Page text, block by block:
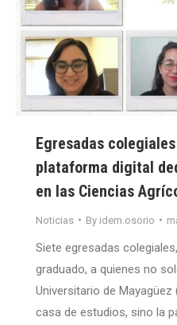
Egresadas
plataforma digital
en las Ciencias
Noticias By idem.osorio
Siete egresadas
graduado, a quienes no
Universitario de
casa de estudios, sino la